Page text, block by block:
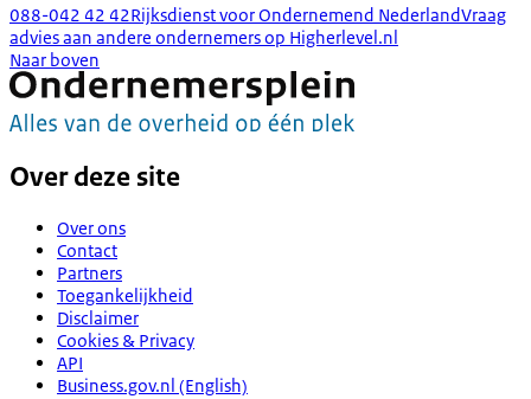
088-042 42 42Rijksdienst voor Ondernemend NederlandVraag
advies aan andere ondernemers op Higherlevel.nl
Naar boven
Over deze site
Over ons
Contact
Partners
Toegankelijkheid
Disclaimer
Cookies & Privacy
API
Business.gov.nl (English)